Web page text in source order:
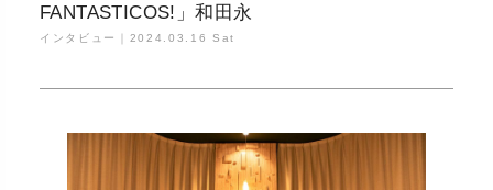
FANTASTICOS!」和田永
インタビュー｜ 2024.03.16 Sat